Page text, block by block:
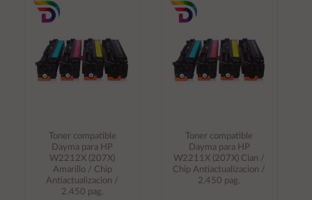
Toner compatible
Dayma para HP
W2212X (207X)
Amarillo / Chip
Antiactualizacion /
2.450 pag.
Toner compatible
Dayma para HP
W2211X (207X) Cian /
Chip Antiactualizacion /
2.450 pag.